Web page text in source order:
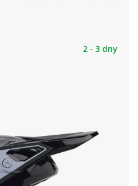
2 - 3 dny